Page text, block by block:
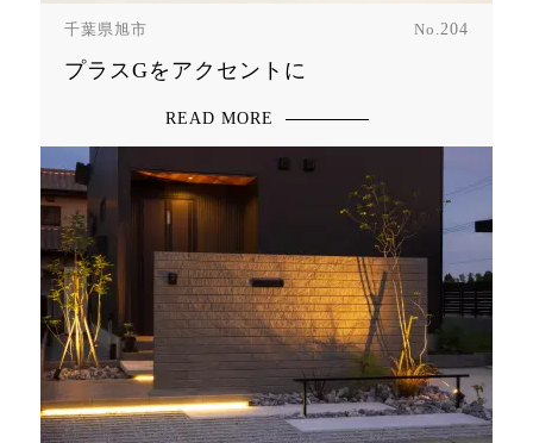
千葉県旭市 No.204
プラスGをアクセントに
READ MORE